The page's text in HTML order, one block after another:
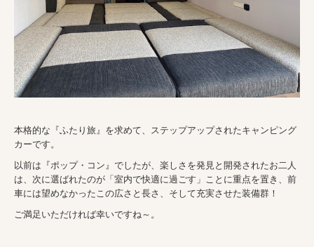
本格的な『ふたり旅』を求めて、ステップアップされたキャンピング
カーです。
以前は『ポップ・コン』でしたが、楽しさを発見と開発されたお二人
は、次に選ばれたのが「室内で快適に過ごす」ことに重点を置き、前
車には望めなかったこの広さと長さ、そして充実させた装備群！
ご満足いただければ幸いですね～。